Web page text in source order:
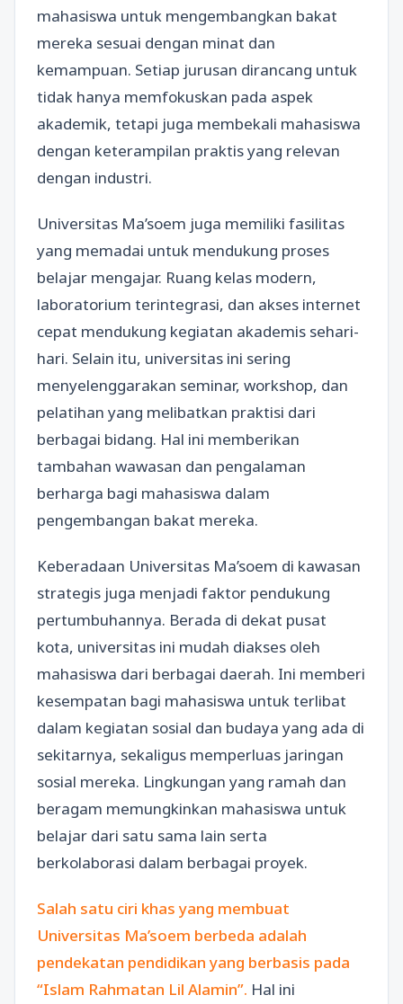
mahasiswa untuk mengembangkan bakat
mereka sesuai dengan minat dan
kemampuan. Setiap jurusan dirancang untuk
tidak hanya memfokuskan pada aspek
akademik, tetapi juga membekali mahasiswa
dengan keterampilan praktis yang relevan
dengan industri.
Universitas Ma’soem juga memiliki fasilitas
yang memadai untuk mendukung proses
belajar mengajar. Ruang kelas modern,
laboratorium terintegrasi, dan akses internet
cepat mendukung kegiatan akademis sehari-
hari. Selain itu, universitas ini sering
menyelenggarakan seminar, workshop, dan
pelatihan yang melibatkan praktisi dari
berbagai bidang. Hal ini memberikan
tambahan wawasan dan pengalaman
berharga bagi mahasiswa dalam
pengembangan bakat mereka.
Keberadaan Universitas Ma’soem di kawasan
strategis juga menjadi faktor pendukung
pertumbuhannya. Berada di dekat pusat
kota, universitas ini mudah diakses oleh
mahasiswa dari berbagai daerah. Ini memberi
kesempatan bagi mahasiswa untuk terlibat
dalam kegiatan sosial dan budaya yang ada di
sekitarnya, sekaligus memperluas jaringan
sosial mereka. Lingkungan yang ramah dan
beragam memungkinkan mahasiswa untuk
belajar dari satu sama lain serta
berkolaborasi dalam berbagai proyek.
Salah satu ciri khas yang membuat
Universitas Ma’soem berbeda adalah
pendekatan pendidikan yang berbasis pada
“Islam Rahmatan Lil Alamin”. Hal ini